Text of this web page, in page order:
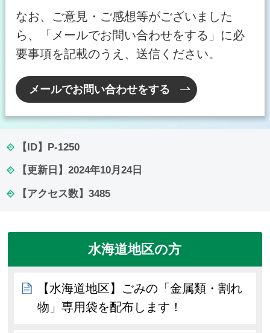
なお、ご意見・ご感想等がございました
ら、「メールでお問い合わせをする」に必
要事項を記載のうえ、送信ください。
メールでお問い合わせをする
【ID】 P-1250
【更新日】 2024年10月24日
【アクセス数】 3485
水海道地区の方
【水海道地区】ごみの「金属類・割れ
物」専用袋を配布します！